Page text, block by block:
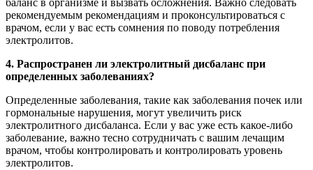
баланс в организме и вызвать осложнения. Важно следовать
рекомендуемым рекомендациям и проконсультироваться с
врачом, если у вас есть сомнения по поводу потребления
электролитов.
4. Распространен ли электролитный дисбаланс при
определенных заболеваниях?
Определенные заболевания, такие как заболевания почек или
гормональные нарушения, могут увеличить риск
электролитного дисбаланса. Если у вас уже есть какое-либо
заболевание, важно тесно сотрудничать с вашим лечащим
врачом, чтобы контролировать и контролировать уровень
электролитов.